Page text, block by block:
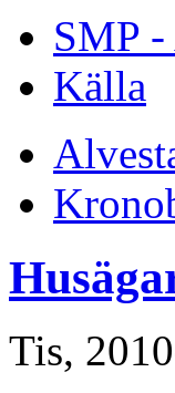
SMP
Källa
Tis,